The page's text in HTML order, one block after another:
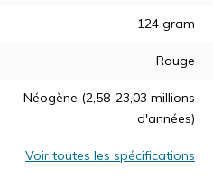
124 gram
Rouge
Néogène (2,58-23,03 millions
d'années)
Voir toutes les spécifications